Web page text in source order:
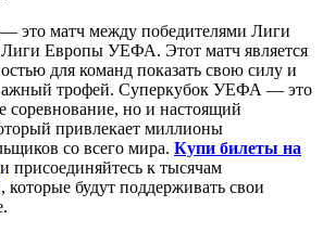
— это матч между победителями Лиги
Европы УЕФА. Этот матч является
для команд показать свою силу и
трофей. Суперкубок УЕФА — это
соревнование, но и настоящий
привлекает миллионы
со всего мира. Купи билеты на
и присоединяйтесь к тысячам
будут поддерживать свои